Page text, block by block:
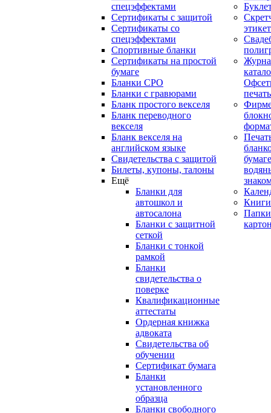
спецэффектами
Сертификаты с защитой
Сертификаты со
спецэффектами
Спортивные бланки
Cертификаты на простой
бумаге
Бланки СРО
Бланки с гравюрами
Бланк простого векселя
Бланк переводного
векселя
Бланк векселя на
английском языке
Свидетельства с защитой
Билеты, купоны, талоны
Ещё
Бланки для
автошкол и
автосалона
Бланки с защитной
сеткой
Бланки с тонкой
рамкой
Бланки
свидетельства о
поверке
Квалификационные
аттестаты
Ордерная книжка
адвоката
Свидетельства об
обучении
Сертификат бумага
Бланки
установленного
образца
Бланки свободного
печать
Книги
Папки